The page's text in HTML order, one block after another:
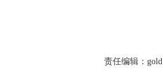
责任编辑：gold